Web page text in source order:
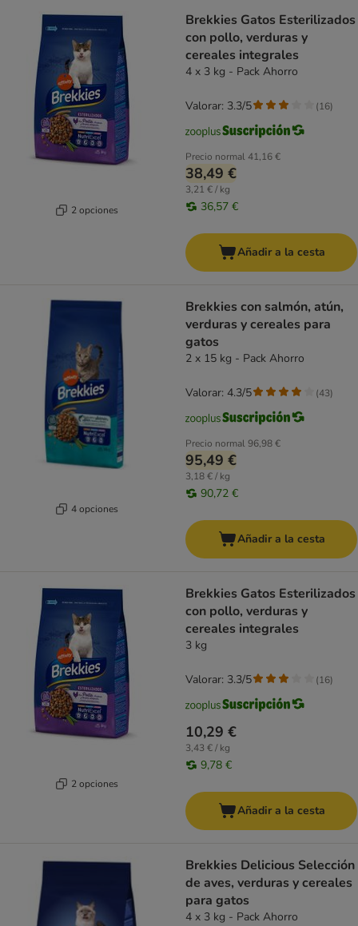
2 opciones
Brekkies Gatos Esterilizados
con pollo, verduras y
cereales integrales
4 x 3 kg - Pack Ahorro
Precio normal41,16 €
38,49 €
3,21 € / kg
36,57 €
Valorar: 3.3/5 (16)
Añadir a la cesta
4 opciones
Brekkies con salmón, atún,
verduras y cereales para
gatos
2 x 15 kg - Pack Ahorro
Precio normal96,98 €
95,49 €
3,18 € / kg
90,72 €
Valorar: 4.3/5 (43)
Añadir a la cesta
2 opciones
Brekkies Gatos Esterilizados
con pollo, verduras y
cereales integrales
3 kg
10,29 €
3,43 € / kg
9,78 €
Valorar: 3.3/5 (16)
Añadir a la cesta
Brekkies Delicious Selección
de aves, verduras y cereales
para gatos
4 x 3 kg - Pack Ahorro